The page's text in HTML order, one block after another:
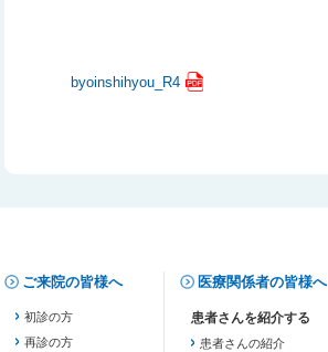
byoinshihyou_R4
ご来院の皆様へ
初診の方
再診の方
医療関係者の皆様へ
患者さんの紹介